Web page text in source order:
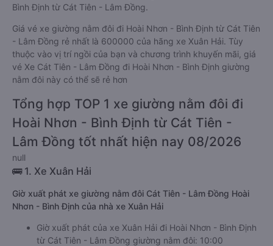
Bình Định từ Cát Tiên - Lâm Đồng.
Giá vé xe giường nằm đôi đi Hoài Nhơn - Bình Định từ Cát Tiên
- Lâm Đồng rẻ nhất là 600000 của hãng xe Xuân Hải. Tùy
thuộc vào vị trí ngồi của bạn và chương trình khuyến mãi, giá
vé Xe Cát Tiên - Lâm Đồng đi Hoài Nhơn - Bình Định giường
nằm đôi này có thể sẽ rẻ hơn
Tổng hợp TOP 1 xe giường nằm đôi đi
Hoài Nhơn - Bình Định từ Cát Tiên -
Lâm Đồng tốt nhất hiện nay 08/2026
null
🚌 1. Xe Xuân Hải
Giờ xuất phát xe giường nằm đôi Cát Tiên - Lâm Đồng Hoài
Nhơn - Bình Định của nhà xe Xuân Hải
Giờ xuất phát của xe Xuân Hải đi Hoài Nhơn - Bình Định
từ Cát Tiên - Lâm Đồng giường nằm đôi: 10:00